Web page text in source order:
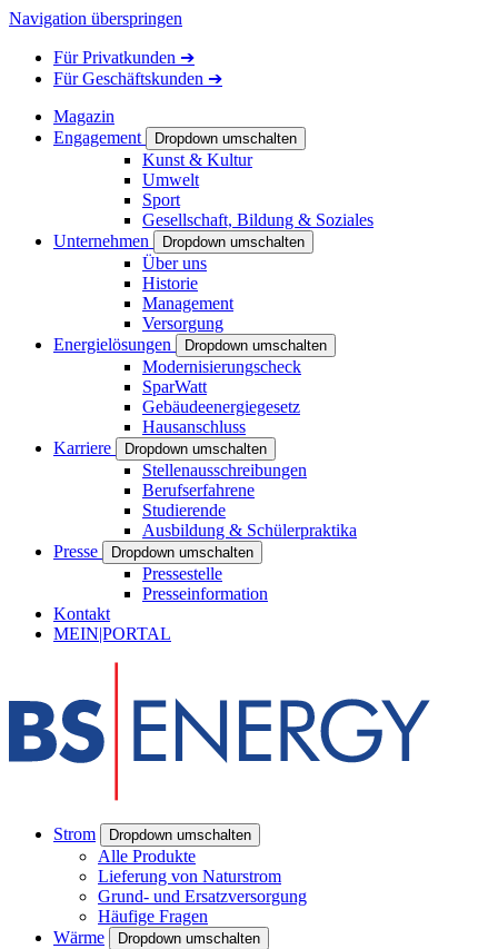
Navigation überspringen
FürPrivatkunden ➔
FürGeschäftskunden ➔
Magazin
Engagement
Dropdown umschalten
Kunst & Kultur
Umwelt
Sport
Gesellschaft, Bildung & Soziales
Unternehmen
Dropdown umschalten
Über uns
Historie
Management
Versorgung
Energielösungen
Dropdown umschalten
Modernisierungscheck
SparWatt
Gebäudeenergiegesetz
Hausanschluss
Karriere
Dropdown umschalten
Stellenausschreibungen
Berufserfahrene
Studierende
Ausbildung & Schülerpraktika
Presse
Dropdown umschalten
Pressestelle
Presseinformation
Kontakt
MEIN|PORTAL
Strom Dropdown umschalten
Alle Produkte
Lieferung von Naturstrom
Grund- und Ersatzversorgung
Häufige Fragen
Wärme
Dropdown umschalten